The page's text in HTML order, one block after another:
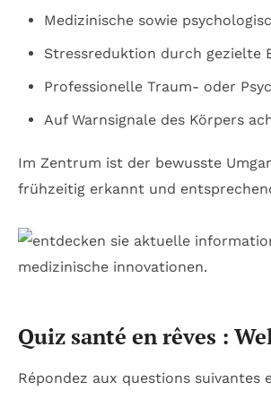
Medizinische sowie
Stressreduktion durch gezielte
Professionelle Traum- oder
Auf Warnsignale des Körpers
Im Zentrum ist der bewusste
frühzeitig erkannt und
Quiz santé en rêves :
Répondez aux questions suivantes